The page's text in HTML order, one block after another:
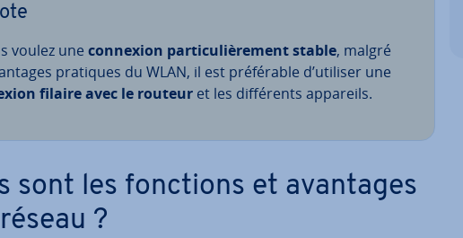
voulez une connexion par­ti­cu­liè­re­ment stable, malgré
pratiques du WLAN, il est pré­fé­rable d’utiliser une
filaire avec le routeur et les dif­fé­rents appareils.
sont les fonctions et avantages
?